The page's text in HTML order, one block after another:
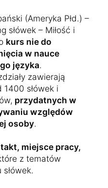
(Ameryka Płd.) –
słówek – Miłość i
kurs nie do
w nauce
języka.
zawierają
1400 słówek i
przydatnych w
względów
osoby.
miejsce pracy,
z tematów